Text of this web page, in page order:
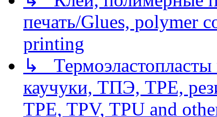
печать/Glues, polymer
printing
↳
каучуки, ТПЭ, TPE,
TPE, TPV, TPU and